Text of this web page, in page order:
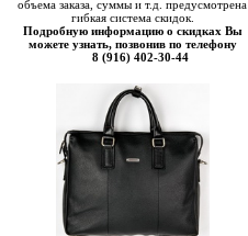
объема заказа, суммы и т.д. предусмотрена
гибкая система скидок.
Подробную информацию о скидках Вы
можете узнать, позвонив по телефону
8 (916) 402-30-44